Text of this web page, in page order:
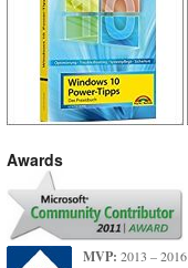
Awards
MVP: 2013 – 2016